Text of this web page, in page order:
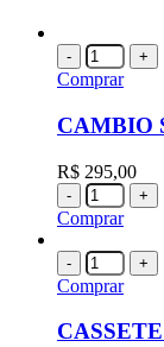
- +
Comprar
CAMBIO
R$ 295,00
- +
Comprar
- +
Comprar